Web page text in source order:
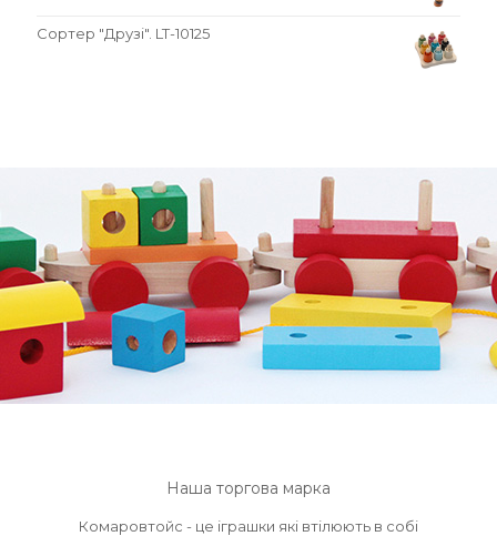
Сортер "Друзі". LT-10125
Наша торгова марка
Комаровтойс - це іграшки які втілюють в собі